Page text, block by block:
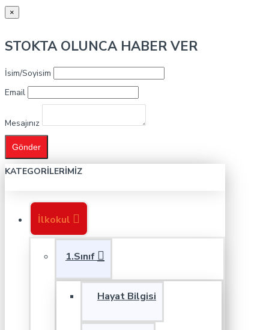
×
STOKTA OLUNCA HABER VER
İsim/Soyisim
Email
Mesajınız
Gönder
KATEGORILERIMIZ
İlkokul
1.Sınıf
Hayat Bilgisi